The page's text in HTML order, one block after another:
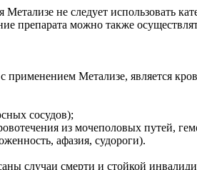
не следует использовать
препарата можно также
Метализе, является
сосудов);
из мочеполовых путей,
афазия, судороги).
случаи смерти и стойкой